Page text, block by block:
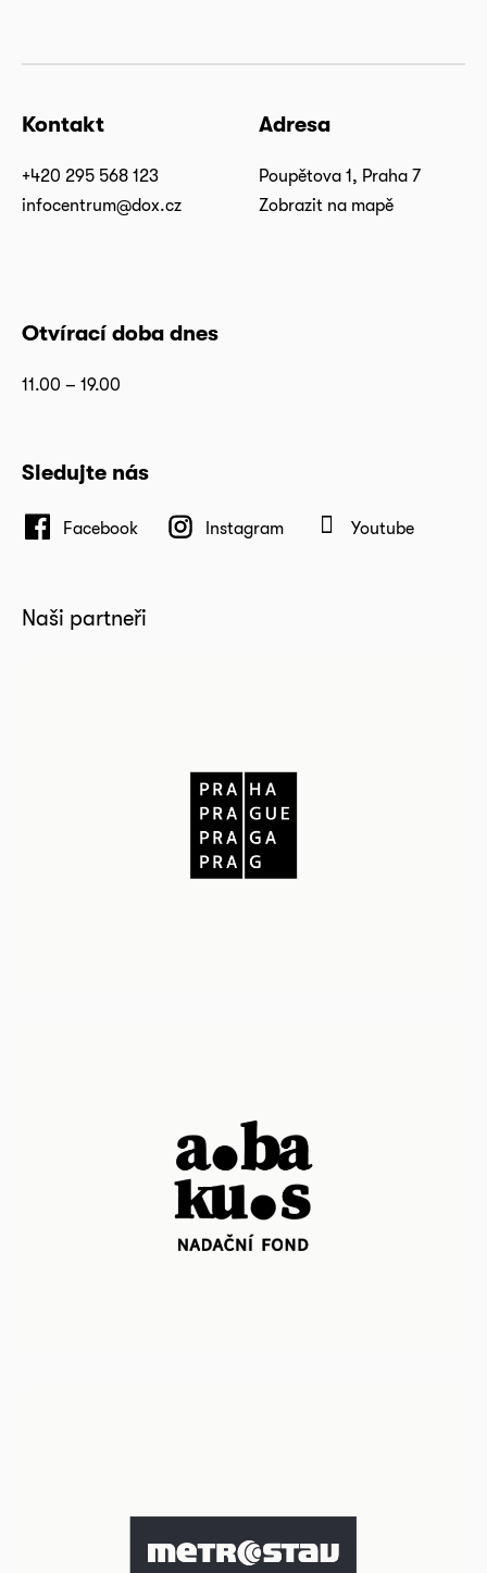
Kontakt
+420 295 568 123
infocentrum@dox.cz
Adresa
Poupětova 1, Praha 7
Zobrazit na mapě
Otvírací doba dnes
11.00 – 19.00
Sledujte nás
Facebook Instagram Youtube
Naši partneři